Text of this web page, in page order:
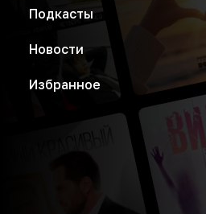
Подкасты
Новости
Избранное